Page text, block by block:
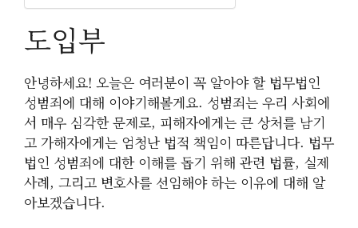
도입부
안녕하세요! 오늘은 여러분이 꼭 알아야 할 법무법인
성범죄에 대해 이야기해볼게요. 성범죄는 우리 사회에
서 매우 심각한 문제로, 피해자에게는 큰 상처를 남기
고 가해자에게는 엄청난 법적 책임이 따른답니다. 법무
법인 성범죄에 대한 이해를 돕기 위해 관련 법률, 실제
사례, 그리고 변호사를 선임해야 하는 이유에 대해 알
아보겠습니다.